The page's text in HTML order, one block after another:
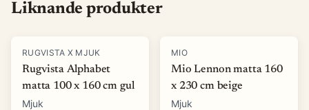
Liknande produkter
-15%
RUGVISTA X MJUK
Rugvista Alphabet
matta 100 x 160 cm gul
Mjuk
-40%
MIO
Mio Lennon matta 160
x 230 cm beige
Mjuk